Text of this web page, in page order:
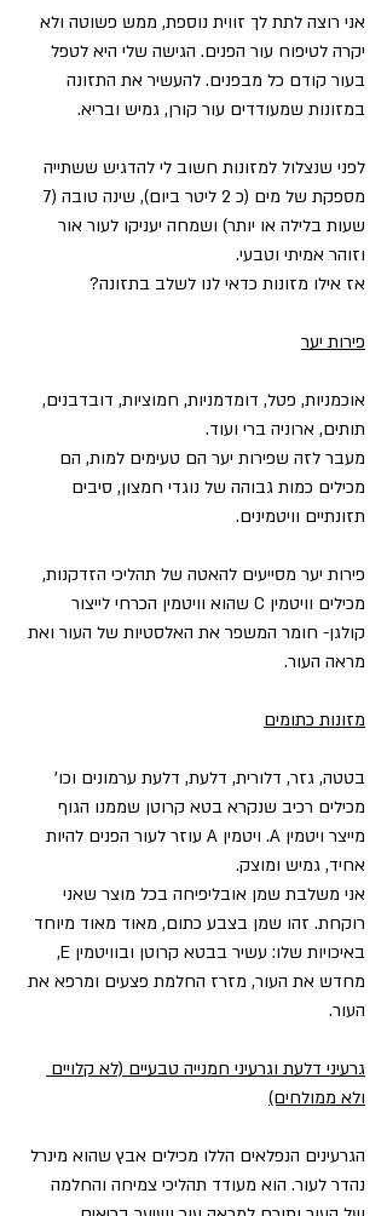
אני רוצה לתת לך זווית נוספת, ממש פשוטה ולא
יקרה לטיפוח עור הפנים. הגישה שלי היא לטפל
בעור קודם כל מבפנים. להעשיר את התזונה
במזונות שמעודדים עור קורן, גמיש ובריא.
לפני שנצלול למזונות חשוב לי להדגיש ששתייה
שעות בלילה או יותר) ושמחה יעניקו לעור אור
וזוהר אמיתי וטבעי.
אז אילו מזונות כדאי לנו לשלב בתזונה?
פירות יער
אוכמניות, פטל, דומדמניות, חמוציות, דובדבנים,
תותים, ארוניה ברי ועוד.
מעבר לזה שפירות יער הם טעימים למות, הם
מכילים כמות גבוהה של נוגדי חמצון, סיבים
תזונתיים וויטמינים.
פירות יער מסייעים להאטה של תהליכי הזדקנות,
מכילים וויטמין C שהוא וויטמין הכרחי לייצור
קולגן- חומר המשפר את האלסטיות של העור ואת
מראה העור.
מזונות כתומים
בטטה, גזר, דלורית, דלעת, דלעת ערמונים וכו'
מכילים רכיב שנקרא בטא קרוטן שממנו הגוף
מייצר ויטמין A. ויטמין A עוזר לעור הפנים להיות
אחיד, גמיש ומוצק.
אני משלבת שמן אובליפיחה בכל מוצר שאני
רוקחת. זהו שמן בצבע כתום, מאוד מאוד מיוחד
באיכויות שלו: עשיר בבטא קרוטן ובוויטמין E,
מחדש את העור, מזרז החלמת פצעים ומרפא את
העור.
גרעיני דלעת וגרעיני חמנייה טבעיים (לא קלויים
ולא ממולחים)
הגרעינים הנפלאים הללו מכילים אבץ שהוא מינרל
נהדר לעור. הוא מעודד תהליכי צמיחה והחלמה